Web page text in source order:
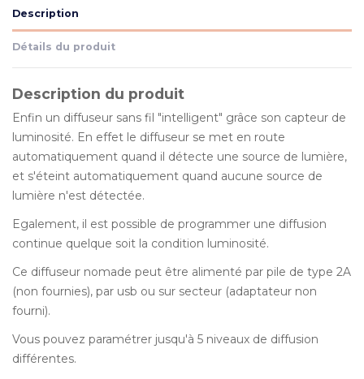
Description
Détails du produit
Description du produit
Enfin un diffuseur sans fil "intelligent" grâce son capteur de
luminosité. En effet le diffuseur se met en route
automatiquement quand il détecte une source de lumière,
et s'éteint automatiquement quand aucune source de
lumière n'est détectée.
Egalement, il est possible de programmer une diffusion
continue quelque soit la condition luminosité.
Ce diffuseur nomade peut être alimenté par pile de type 2A
(non fournies), par usb ou sur secteur (adaptateur non
fourni).
Vous pouvez paramétrer jusqu'à 5 niveaux de diffusion
différentes.